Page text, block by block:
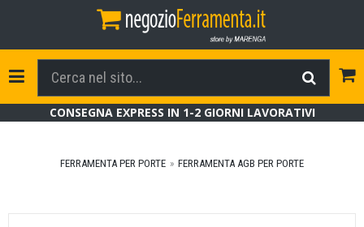
Toggle Navigation
CONSEGNA EXPRESS IN 1-2 GIORNI LAVORATIVI
FERRAMENTA PER PORTE FERRAMENTA AGB PER PORTE